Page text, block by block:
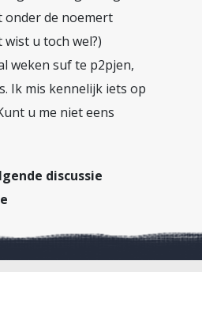
de noemert
wist u toch wel?)
weken suf te p2pjen,
Ik mis kennelijk iets op
u me niet eens
discussie